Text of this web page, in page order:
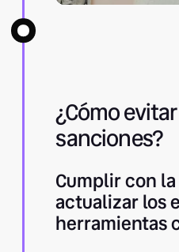
¿Cómo
sanciones?
Cumplir con
actualizar los
herramientas